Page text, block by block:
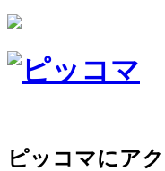
ピッコマにア